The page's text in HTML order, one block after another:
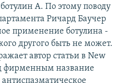
А. По этому поводу
Ричард Баучер
применение ботулина -
другого быть не может.
автор статьи в New
фирменным название